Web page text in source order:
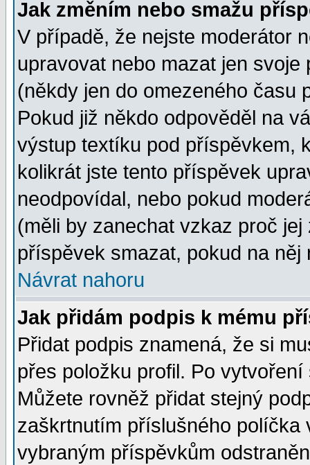
Jak změním nebo smažu
V případě, že nejste moderátor
upravovat nebo mazat jen
(někdy jen do omezeného
Pokud již někdo odpověděl na
výstup textíku pod příspěvkem,
kolikrát jste tento příspěvek
neodpovídal, nebo pokud
(měli by zanechat vzkaz proč
příspěvek smazat, pokud na něj
Návrat nahoru
Jak přidám podpis k mému
Přidat podpis znamená, že si
přes položku profil. Po
Můžete rovněž přidat stejný
zaškrtnutím příslušného políčka
vybraným příspěvkům